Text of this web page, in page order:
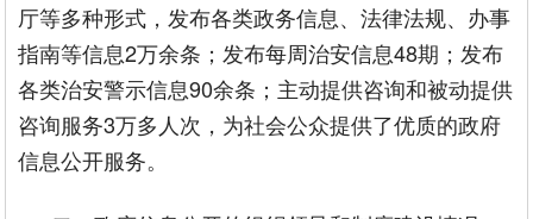
厅等多种形式，发布各类政务信息、法律法规、办事
指南等信息2万余条；发布每周治安信息48期；发布
各类治安警示信息90余条；主动提供咨询和被动提供
咨询服务3万多人次，为社会公众提供了优质的政府
信息公开服务。